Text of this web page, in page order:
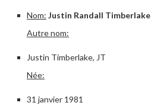
Nom: Justin Randall Timberlake
Autre nom:
Justin Timberlake, JT
Née:
31 janvier 1981